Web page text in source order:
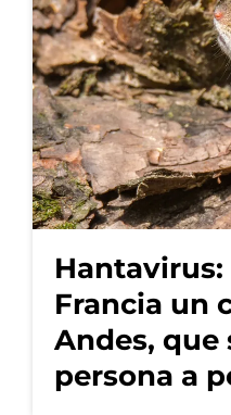
Francia un
Andes, que
persona a